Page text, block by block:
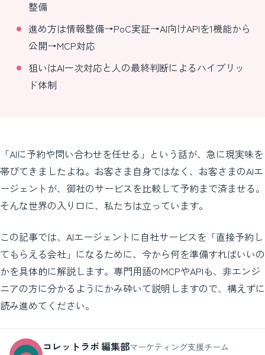
整備
進め方は情報整備→PoC実証→AI向けAPIを1機能から
公開→MCP対応
狙いはAI一次対応と人の最終判断によるハイブリッ
ド体制
「AIに予約や問い合わせを任せる」という話が、急に現実味を
帯びてきましたよね。お客さま自身ではなく、お客さまのAIエ
ージェントが、御社のサービスを比較して予約まで済ませる。
そんな世界の入り口に、私たちは立っています。
この記事では、AIエージェントに自社サービスを「直接予約し
てもらえる会社」になるために、今から何を準備すればいいの
かを具体的に解説します。専門用語のMCPやAPIも、非エンジ
ニアの方に分かるようにかみ砕いて説明しますので、構えずに
読み進めてください。
コレットラボ 編集部マーケティング支援チーム